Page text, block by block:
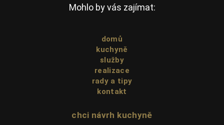
Mohlo by vás zajímat:
domů
kuchyně
služby
realizace
rady a tipy
kontakt
chci návrh kuchyně